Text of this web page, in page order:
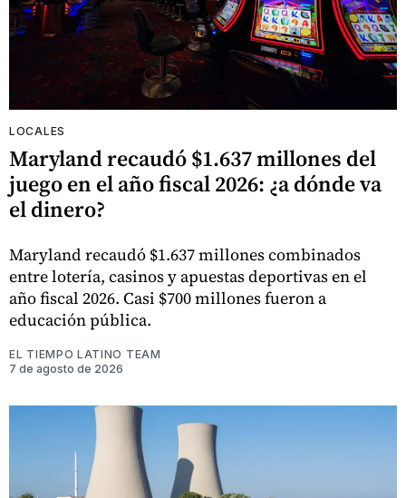
LOCALES
Maryland recaudó $1.637 millones del
juego en el año fiscal 2026: ¿a dónde va
el dinero?
Maryland recaudó $1.637 millones combinados
entre lotería, casinos y apuestas deportivas en el
año fiscal 2026. Casi $700 millones fueron a
educación pública.
EL TIEMPO LATINO TEAM
7 de agosto de 2026